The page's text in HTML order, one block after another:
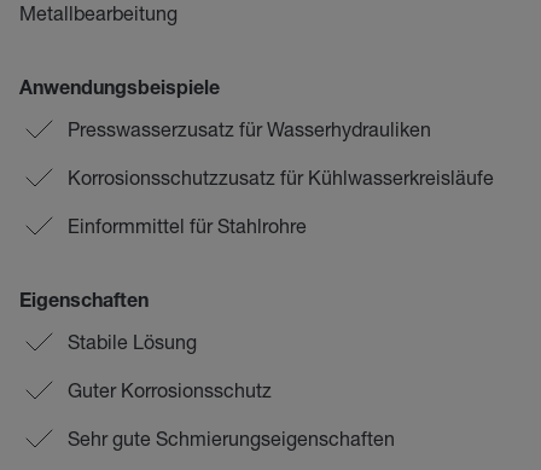
Metallbearbeitung
Anwendungsbeispiele
Presswasserzusatz für Wasserhydrauliken
Korrosionsschutzzusatz für Kühlwasserkreisläufe
Einformmittel für Stahlrohre
Eigenschaften
Stabile Lösung
Guter Korrosionsschutz
Sehr gute Schmierungseigenschaften